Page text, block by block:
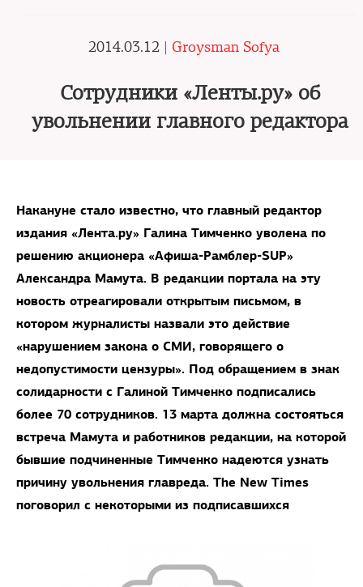
2014.03.12 | Groysman Sofya
Сотрудники «Ленты.ру» об
увольнении главного редактора
Накануне стало известно, что главный редактор
издания «Лента.ру» Галина Тимченко уволена по
решению акционера «Афиша-Рамблер-SUP»
Александра Мамута. В редакции портала на эту
новость отреагировали открытым письмом, в
котором журналисты назвали это действие
«нарушением закона о СМИ, говорящего о
недопустимости цензуры». Под обращением в знак
солидарности с Галиной Тимченко подписались
более 70 сотрудников. 13 марта должна состояться
встреча Мамута и работников редакции, на которой
бывшие подчиненные Тимченко надеются узнать
причину увольнения главреда. The New Times
поговорил с некоторыми из подписавшихся